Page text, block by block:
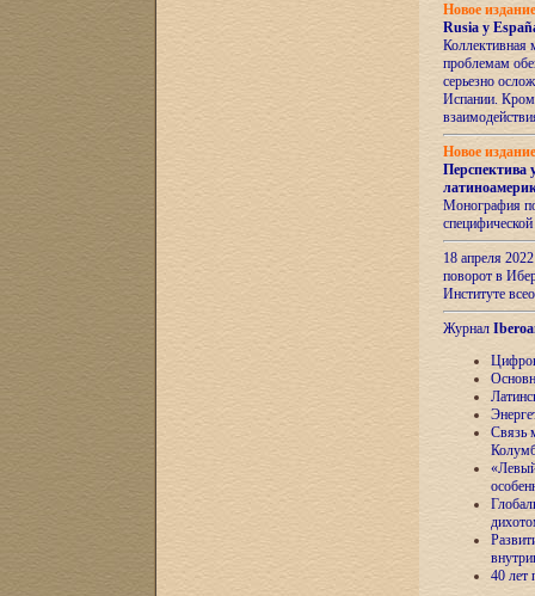
Новое
Rusia y
Коллективная
проблемам
серьезно
Испании.
Новое
Перспектива
Монография
18 апреля
поворот в
Институте
Журнал
Связь
40 лет